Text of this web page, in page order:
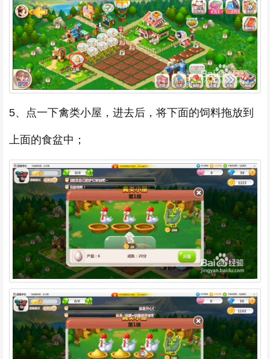
5、点一下禽类小屋，进去后，将下面的饲料拖放到
上面的食盆中；